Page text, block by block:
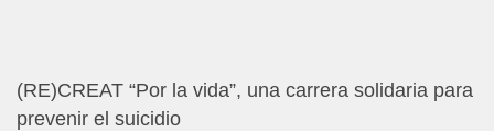
(RE)CREAT “Por la vida”, una carrera solidaria para
prevenir el suicidio